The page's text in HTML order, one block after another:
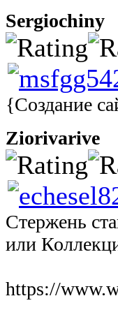
Sergiochiny
{Создание
Ziorivarive
Стержень
или
https://